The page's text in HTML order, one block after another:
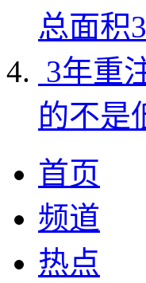
总面积
3年重
的不是
首页
频道
热点